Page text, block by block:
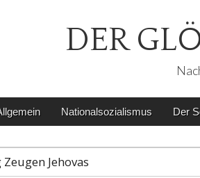
DER
Nationalsozialismus Der
Jehovas